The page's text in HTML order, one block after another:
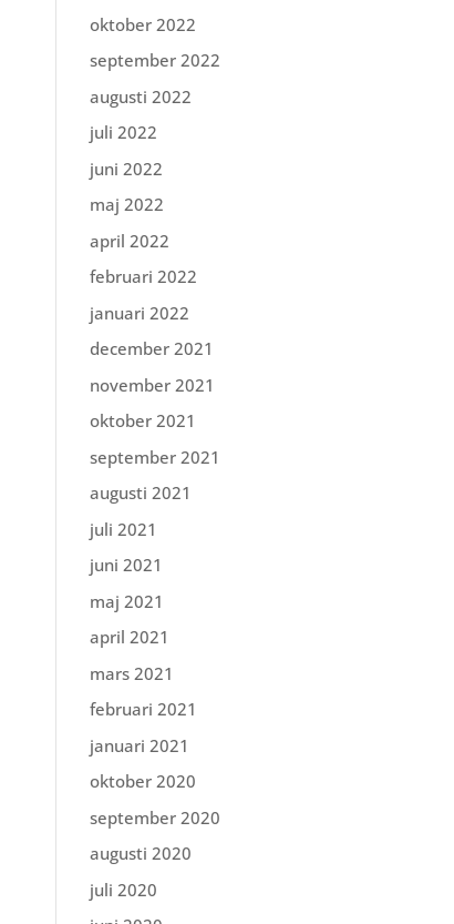
oktober 2022
september 2022
augusti 2022
juli 2022
juni 2022
maj 2022
april 2022
februari 2022
januari 2022
december 2021
november 2021
oktober 2021
september 2021
augusti 2021
juli 2021
juni 2021
maj 2021
april 2021
mars 2021
februari 2021
januari 2021
oktober 2020
september 2020
augusti 2020
juli 2020